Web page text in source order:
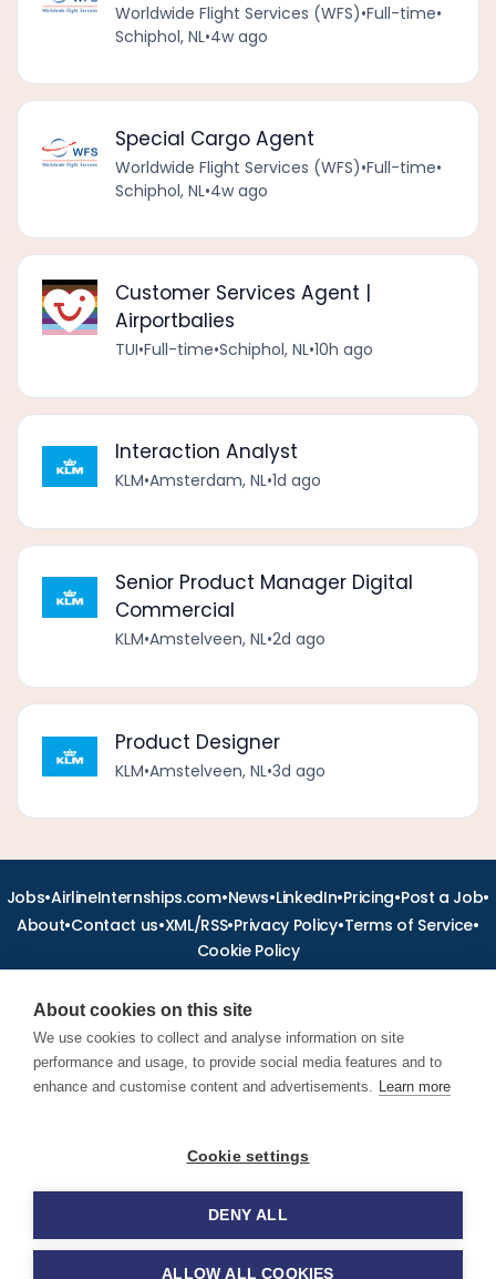
Worldwide Flight Services (WFS)•Full-time•
Schiphol, NL•4w ago
Special Cargo Agent
Worldwide Flight Services (WFS)•Full-time•
Schiphol, NL•4w ago
Customer Services Agent |
Airportbalies
TUI•Full-time•Schiphol, NL•10h ago
Interaction Analyst
KLM•Amsterdam, NL•1d ago
Senior Product Manager Digital
Commercial
KLM•Amstelveen, NL•2d ago
Product Designer
KLM•Amstelveen, NL•3d ago
Jobs•AirlineInternships.com•News•LinkedIn•Pricing•Post a Job•
About•Contact us•XML/RSS•Privacy Policy•Terms of Service•
Cookie Policy
Find aviation jobs worldwide – pilot, cabin crew, ground staff
and aerospace careers. Latest airline recruitment, industry
About cookies on this site
We use cookies to collect and analyse information on site
performance and usage, to provide social media features and to
enhance and customise content and advertisements. Learn more
Cookie settings
DENY ALL
ALLOW ALL COOKIES